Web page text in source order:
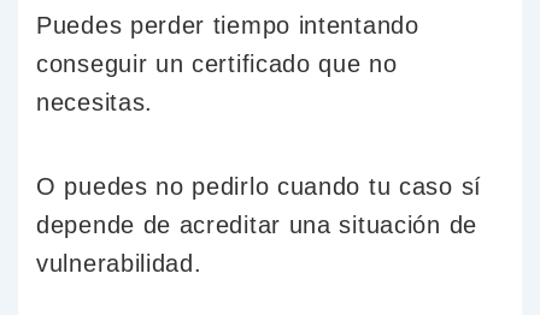
Puedes perder tiempo intentando
conseguir un certificado que no
necesitas.
O puedes no pedirlo cuando tu caso sí
depende de acreditar una situación de
vulnerabilidad.